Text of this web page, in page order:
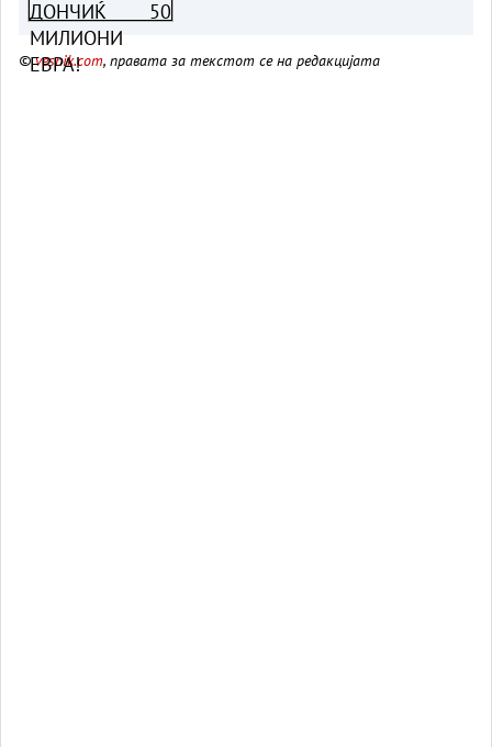
©vesnik.com, правата за текстот се на редакцијата